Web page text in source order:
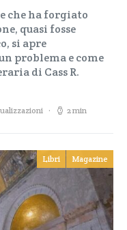
che ha forgiato
quasi fosse
si apre
problema e come
di Cass R.
2 min
Libri Magazine